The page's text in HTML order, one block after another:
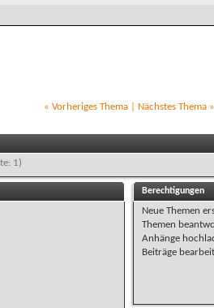
« Vorheriges Thema| Nächstes Thema »
1)
Berechtigungen
Neue Themen
Themen
Anhänge
Beiträge